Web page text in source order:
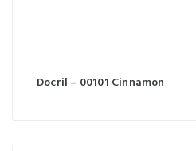
Docril – 00101 Cinnamon